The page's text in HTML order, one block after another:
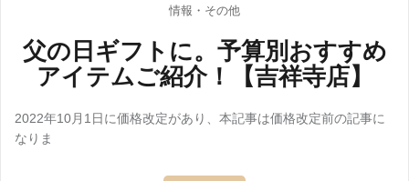
情報 ・ その他
父の日ギフトに。予算別おすすめ
アイテムご紹介！【吉祥寺店】
2022年10月1日に価格改定があり、本記事は価格改定前の記事に
なりま